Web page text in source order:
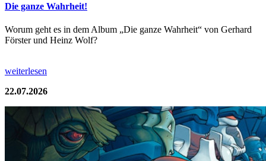
Die ganze Wahrheit!
Worum geht es in dem Album „Die ganze Wahrheit“ von Gerhard
Förster und Heinz Wolf?
weiterlesen
22.07.2026